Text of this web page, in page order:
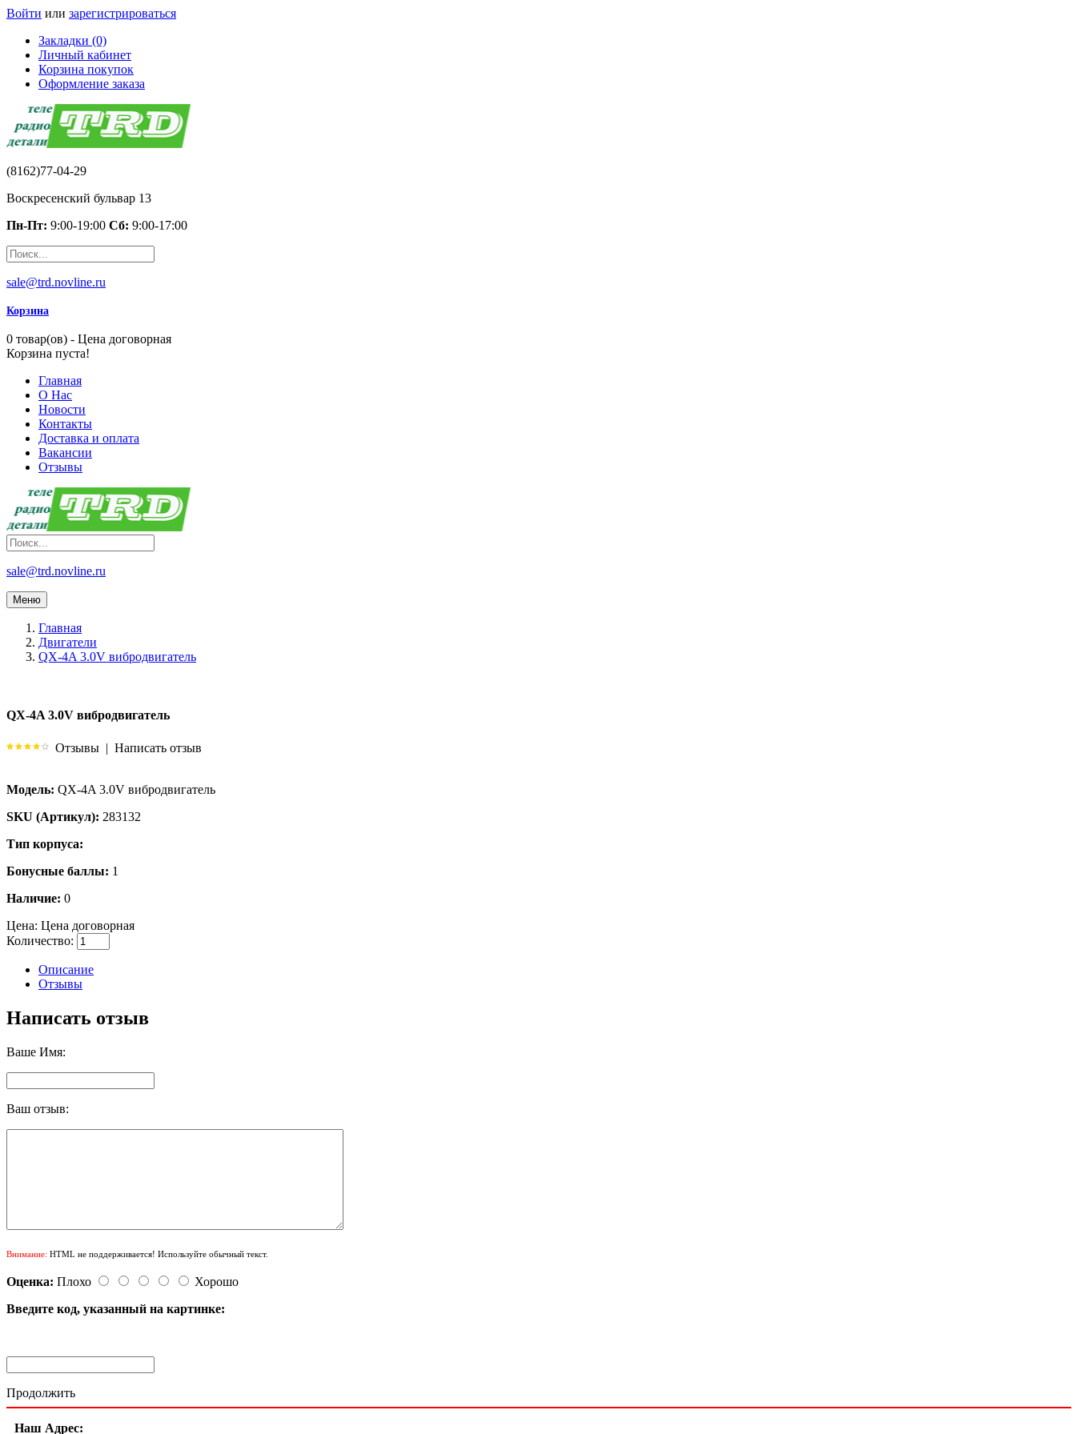
Войти или зарегистрироваться
Закладки (0)
Личный кабинет
Корзина покупок
Оформление заказа
(8162)77-04-29
Воскресенский бульвар 13
Пн-Пт: 9:00-19:00 Сб: 9:00-17:00
sale@trd.novline.ru
Корзина
0 товар(ов) - Цена договорная
Корзина пуста!
Главная
О Нас
Новости
Контакты
Доставка и оплата
Вакансии
Отзывы
sale@trd.novline.ru
Меню
Главная
Двигатели
QX-4A 3.0V вибродвигатель
QX-4A 3.0V вибродвигатель
Отзывы | Написать отзыв
Модель: QX-4A 3.0V вибродвигатель
SKU (Артикул): 283132
Тип корпуса:
Бонусные баллы: 1
Наличие: 0
Цена: Цена договорная
Количество:
Описание
Отзывы
Написать отзыв
Ваше Имя:
Ваш отзыв:
Внимание: HTML не поддерживается! Используйте обычный текст.
Оценка: Плохо
Хорошо
Введите код, указанный на картинке:
Продолжить
Наш Адрес: